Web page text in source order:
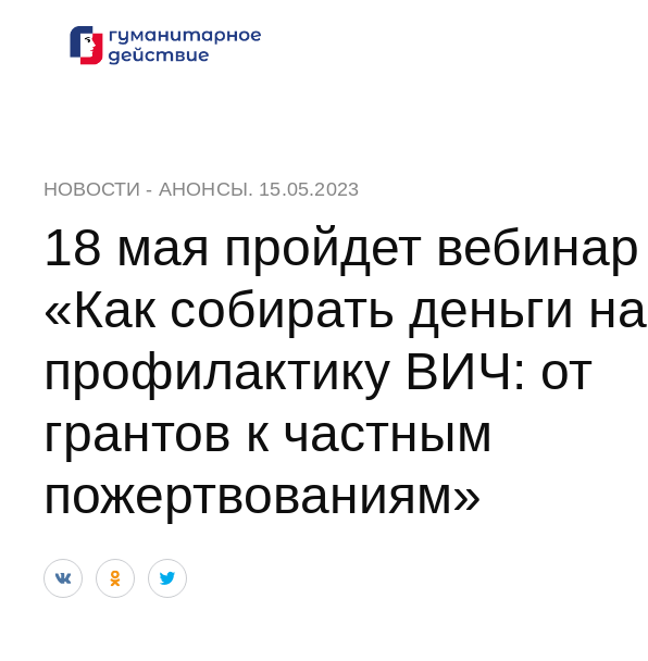
НОВОСТИ - АНОНСЫ. 15.05.2023
18 мая пройдет вебинар
«Как собирать деньги на
профилактику ВИЧ: от
грантов к частным
пожертвованиям»